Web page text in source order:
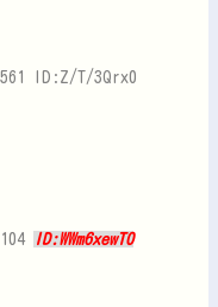
ID:Z/T/3Qrx0
ID:WWm6xewT0